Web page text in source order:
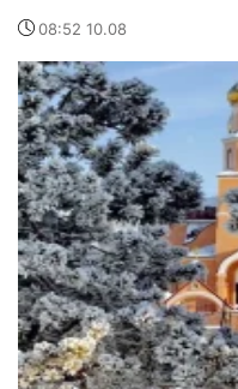
08:52 10.08